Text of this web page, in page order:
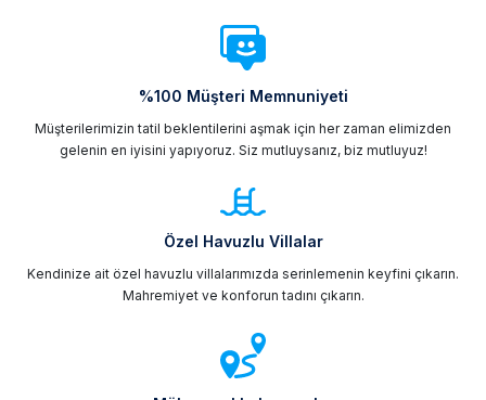
%100 Müşteri Memnuniyeti
Müşterilerimizin tatil beklentilerini aşmak için her zaman elimizden
gelenin en iyisini yapıyoruz. Siz mutluysanız, biz mutluyuz!
Özel Havuzlu Villalar
Kendinize ait özel havuzlu villalarımızda serinlemenin keyfini çıkarın.
Mahremiyet ve konforun tadını çıkarın.